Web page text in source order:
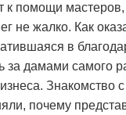
к помощи
не жалко. Как
в
дамами самого
почему